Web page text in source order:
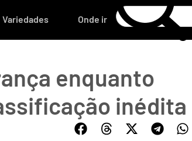
Variedades Onde ir
enquanto
inédita